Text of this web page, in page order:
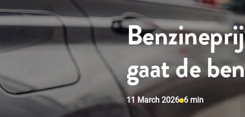
Over Fleetcor
Inloggen
gaat de
11 March 2026 6 min